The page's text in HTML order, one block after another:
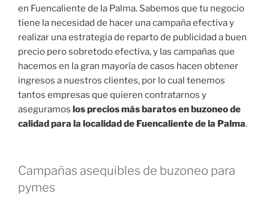
en Fuencaliente de la Palma. Sabemos que tu negocio
tiene la necesidad de hacer una campaña efectiva y
realizar una estrategia de reparto de publicidad a buen
precio pero sobretodo efectiva, y las campañas que
hacemos en la gran mayoría de casos hacen obtener
ingresos a nuestros clientes, por lo cual tenemos
tantos empresas que quieren contratarnos y
aseguramos los precios más baratos en buzoneo de
calidad para la localidad de Fuencaliente de la Palma.
Campañas asequibles de buzoneo para
pymes